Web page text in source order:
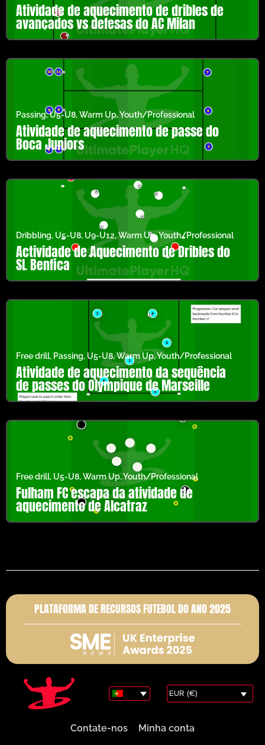
Atividade de aquecimento de dribles de
avançados vs defesas do AC Milan
Passing,U5-U8,Warm Up,Youth/Professional
Atividade de aquecimento de passe do
Boca Juniors
Dribbling, U5-U8, U9-U12,Warm Up,Youth/Professional
Actividade de Aquecimento de Dribles do
SL Benfica
Free drill, Passing, U5-U8,Warm Up,Youth/Professional
Atividade de aquecimento da sequência
de passes do Olympique de Marseille
Free drill, U5-U8,Warm Up,Youth/Professional
Fulham FC escapa da atividade de
aquecimento de Alcatraz
PLATAFORMA DE RECURSOS FUTEBOL DO ANO 2025
EUR (€)
Contate-nos Minha conta